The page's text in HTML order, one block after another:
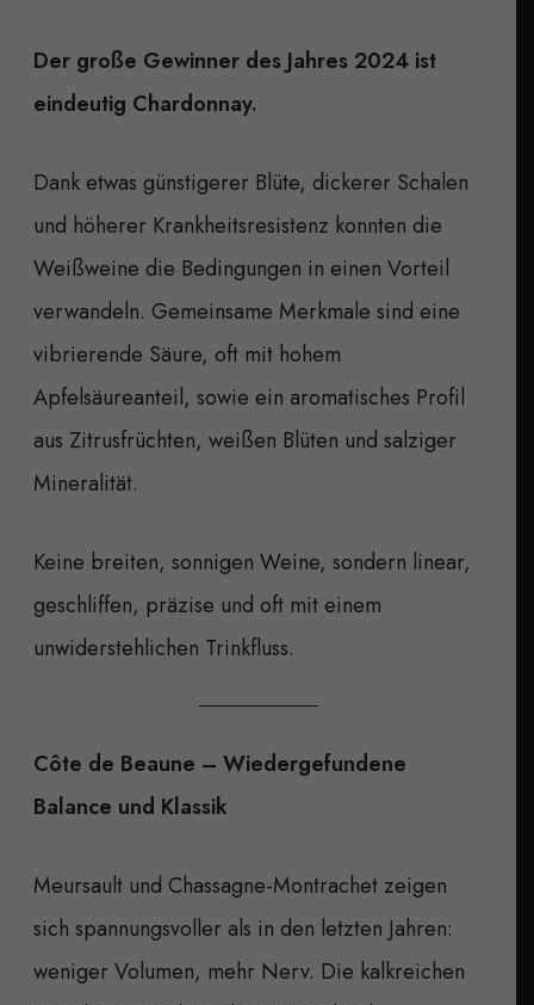
Der große Gewinner des Jahres 2024 ist
eindeutig Chardonnay.
Dank etwas günstigerer Blüte, dickerer Schalen
und höherer Krankheitsresistenz konnten die
Weißweine die Bedingungen in einen Vorteil
verwandeln. Gemeinsame Merkmale sind eine
vibrierende Säure, oft mit hohem
Apfelsäureanteil, sowie ein aromatisches Profil
aus Zitrusfrüchten, weißen Blüten und salziger
Mineralität.
Keine breiten, sonnigen Weine, sondern linear,
geschliffen, präzise und oft mit einem
unwiderstehlichen Trinkfluss.
Côte de Beaune – Wiedergefundene
Balance und Klassik
Meursault und Chassagne-Montrachet zeigen
sich spannungsvoller als in den letzten Jahren:
weniger Volumen, mehr Nerv. Die kalkreichen